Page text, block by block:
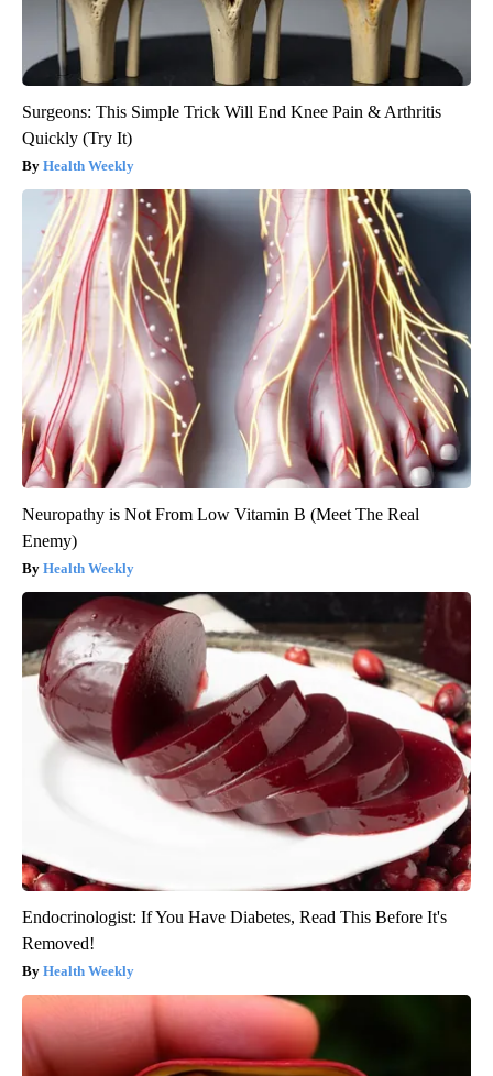
Surgeons: This Simple Trick Will End Knee Pain & Arthritis
Quickly (Try It)
Health Weekly
Neuropathy is Not From Low Vitamin B (Meet The Real
Enemy)
Health Weekly
Endocrinologist: If You Have Diabetes, Read This Before It's
Removed!
Health Weekly